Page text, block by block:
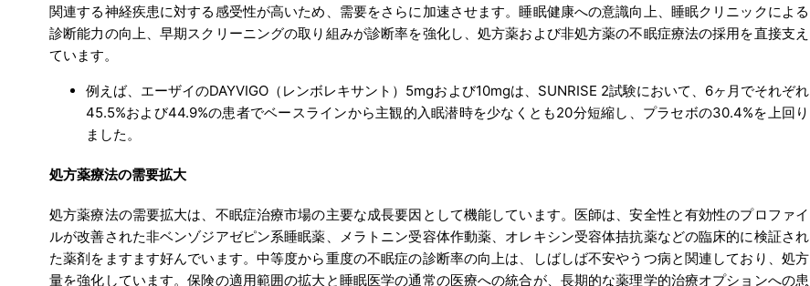
関連する神経疾患に対する感受性が高いため、需要をさらに加速させます。睡眠健康への意識向上、睡眠クリニックによる
診断能力の向上、早期スクリーニングの取り組みが診断率を強化し、処方薬および非処方薬の不眠症療法の採用を直接支え
ています。
例えば、エーザイのDAYVIGO（レンボレキサント）5mgおよび10mgは、SUNRISE 2試験において、6ヶ月でそれぞれ
45.5%および44.9%の患者でベースラインから主観的入眠潜時を少なくとも20分短縮し、プラセボの30.4%を上回り
ました。
処方薬療法の需要拡大
処方薬療法の需要拡大は、不眠症治療市場の主要な成長要因として機能しています。医師は、安全性と有効性のプロファイ
ルが改善された非ベンゾジアゼピン系睡眠薬、メラトニン受容体作動薬、オレキシン受容体拮抗薬などの臨床的に検証され
た薬剤をますます好んでいます。中等度から重度の不眠症の診断率の向上は、しばしば不安やうつ病と関連しており、処方
量を強化しています。保険の適用範囲の拡大と睡眠医学の通常の医療への統合が、長期的な薬理学的治療オプションへの患